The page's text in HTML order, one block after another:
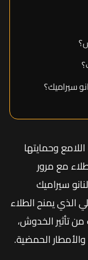
سيراميك؟
وحمايتها
مع مرور
سيراميك
الذي يمنح الطلاء
تأثير الخدوش،
والأمطار الحمضية.